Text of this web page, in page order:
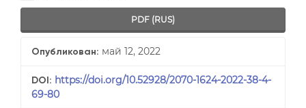
PDF (RUS)
Опубликован: май 12, 2022
DOI: https://doi.org/10.52928/2070-1624-2022-38-4-
69-80